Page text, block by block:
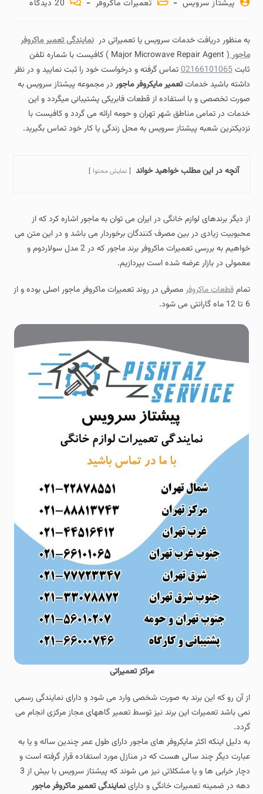
پیشتاز سرویس تعمیرات ماکروفر 20 دیدگاه‌
به منظور دریافت خدمات سرویس یا تعمیراتی در نمایندگی تعمیر ماکروفر
ماجور
( Major Microwave Repair Agent ) کافیست با شماره تلفن
ثابت02166101065تماس گرفته و درخواست خود را ثبت نمایید و در نظر
داشته باشید خدماتتعمیر مایکروفر ماجور در مجموعه پیشتاز سرویس به
صورت تخصصی و با استفاده از قطعات فابریکی پشتیبانی میگردد و این
خدمات در تمامی مناطق شهر تهران و حومه ارائه می گردد و کافیست با
نزدیکترین شعبه پیشتاز سرویس به محل زندگی یا کار خود تماس بگیرید.
آنچه در این مطلب خواهید خواند نمایش محتوا
از دیگر برندهای لوازم خانگی در ایران می توان به ماجور اشاره کرد که از
محبوبیت زیادی در بین مصرف کنندگان برخوردار می باشد و در این متن می
خواهیم به بررسی تعمیرات ماکروفر برند ماجور که در 2 مدل سولاردوم و
معمولی در بازار عرضه شده است بپردازیم.
تمامقطعات ماکروفرمصرفی در روند تعمیرات ماکروفر ماجور اصلی بوده و از
6 تا 12 ماه گارانتی می شود.
مراکز تعمیراتی
از آن رو که این برند به صورت شخصی وارد می شود و دارای نمایندگی رسمی
نمی باشد تعمیرات این برند نیز توسط تعمیر گاههای مجاز مرکزی انجام می
گردد.
به دلیل اینکه اکثر مایکروفر های ماجور دارای طول عمر چندین ساله و یا به
عبارت دیگر چند سالی هست که در منازل مورد استفاده قرار گرفته است و
دچار خرابی ها و یا مشکلاتی نیز می شوند که پیشتاز سرویس با بیش از 3
دهه در ضمینه تعمیرات خانگی و داراینمایندگی تعمیر ماکروفر ماجور